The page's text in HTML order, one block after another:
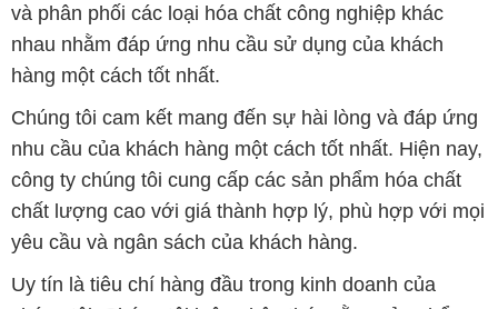
và phân phối các loại hóa chất công nghiệp khác
nhau nhằm đáp ứng nhu cầu sử dụng của khách
hàng một cách tốt nhất.
Chúng tôi cam kết mang đến sự hài lòng và đáp ứng
nhu cầu của khách hàng một cách tốt nhất. Hiện nay,
công ty chúng tôi cung cấp các sản phẩm hóa chất
chất lượng cao với giá thành hợp lý, phù hợp với mọi
yêu cầu và ngân sách của khách hàng.
Uy tín là tiêu chí hàng đầu trong kinh doanh của